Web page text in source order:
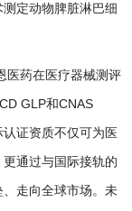
定动物脾脏淋巴细
医药在医疗器械测评
GLP和CNAS
证资质不仅可为医
通过与国际接轨的
走向全球市场。未